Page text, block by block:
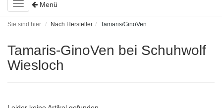
Toggle
navigation
Menü
Sie sind hier: Nach Hersteller Tamaris/GinoVen
Tamaris-GinoVen bei Schuhwolf
Wiesloch